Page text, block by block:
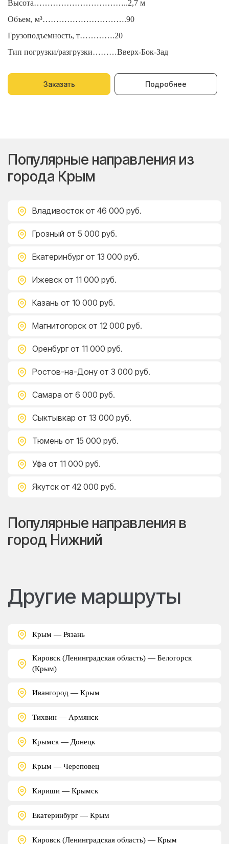
Высота……………………………..2,7 м
Объем, м³………………………….90
Грузоподъемность, т………….20
Тип погрузки/разгрузки………Вверх-Бок-Зад
Заказать Подробнее
Популярные направления из
города Крым
Владивосток от 46 000 руб.
Грозный от 5 000 руб.
Екатеринбург от 13 000 руб.
Ижевск от 11 000 руб.
Казань от 10 000 руб.
Магнитогорск от 12 000 руб.
Оренбург от 11 000 руб.
Ростов-на-Дону от 3 000 руб.
Самара от 6 000 руб.
Сыктывкар от 13 000 руб.
Тюмень от 15 000 руб.
Уфа от 11 000 руб.
Якутск от 42 000 руб.
Популярные направления в
город Нижний
Другие маршруты
Крым — Рязань
Кировск (Ленинградская область) — Белогорск
(Крым)
Ивангород — Крым
Тихвин — Армянск
Крымск — Донецк
Крым — Череповец
Кириши — Крымск
Екатеринбург — Крым
Кировск (Ленинградская область) — Крым